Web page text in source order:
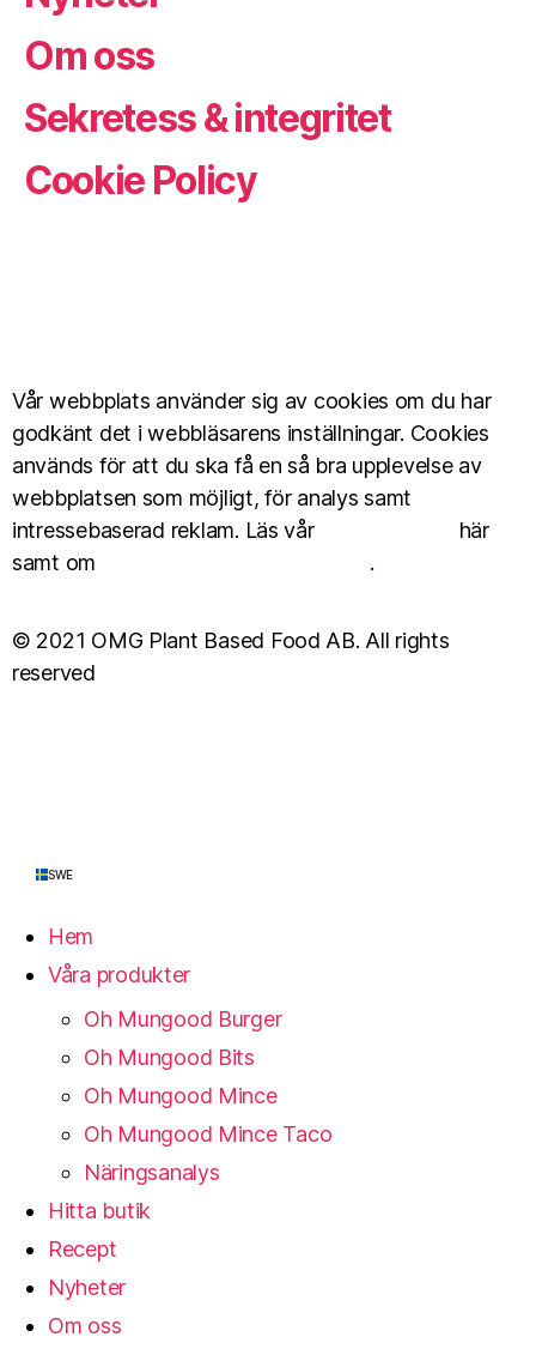
Om oss
Sekretess & integritet
Cookie Policy
Vår webbplats använder sig av cookies om du har
godkänt det i webbläsarens inställningar. Cookies
används för att du ska få en så bra upplevelse av
webbplatsen som möjligt, för analys samt
intressebaserad reklam. Läs vår
här
samt om
.
© 2021 OMG Plant Based Food AB. All rights
reserved
SWE
Hem
Våra produkter
Oh Mungood Burger
Oh Mungood Bits
Oh Mungood Mince
Oh Mungood Mince Taco
Näringsanalys
Hitta butik
Recept
Nyheter
Om oss